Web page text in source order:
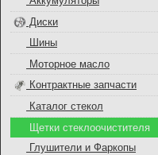
Диски
Шины
Моторное масло
Контрактные запчасти
Каталог стекол
Щетки стеклоочистителя
Глушители и Фаркопы